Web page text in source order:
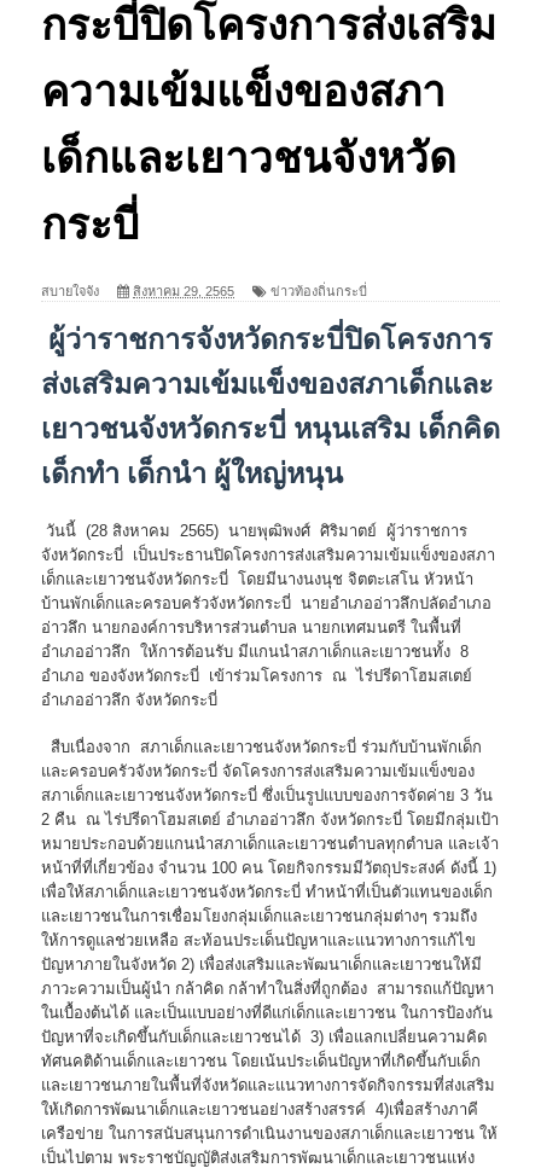
กระบี่ปิดโครงการส่งเสริม
ความเข้มแข็งของสภา
เด็กและเยาวชนจังหวัด
กระบี่
สบายใจจัง สิงหาคม 29, 2565 ข่าวท้องถิ่นกระบี่
ผู้ว่าราชการจังหวัดกระบี่ปิดโครงการ
ส่งเสริมความเข้มแข็งของสภาเด็กและ
เยาวชนจังหวัดกระบี่ หนุนเสริม เด็กคิด
เด็กทำ เด็กนำ ผู้ใหญ่หนุน
วันนี้ (28 สิงหาคม 2565) นายพุฒิพงศ์ ศิริมาตย์ ผู้ว่าราชการ
จังหวัดกระบี่ เป็นประธานปิดโครงการส่งเสริมความเข้มแข็งของสภา
เด็กและเยาวชนจังหวัดกระบี่ โดยมีนางนงนุช จิตตะเสโน หัวหน้า
บ้านพักเด็กและครอบครัวจังหวัดกระบี่ นายอำเภออ่าวลึกปลัดอำเภอ
อ่าวลึก นายกองค์การบริหารส่วนตำบล นายกเทศมนตรี ในพื้นที่
อำเภออ่าวลึก ให้การต้อนรับ มีแกนนำสภาเด็กและเยาวชนทั้ง 8
อำเภอ ของจังหวัดกระบี่ เข้าร่วมโครงการ ณ ไร่ปรีดาโฮมสเตย์
อำเภออ่าวลึก จังหวัดกระบี่
สืบเนื่องจาก สภาเด็กและเยาวชนจังหวัดกระบี่ ร่วมกับบ้านพักเด็ก
และครอบครัวจังหวัดกระบี่ จัดโครงการส่งเสริมความเข้มแข็งของ
สภาเด็กและเยาวชนจังหวัดกระบี่ ซึ่งเป็นรูปแบบของการจัดค่าย 3 วัน
2 คืน ณ ไร่ปรีดาโฮมสเตย์ อำเภออ่าวลึก จังหวัดกระบี่ โดยมีกลุ่มเป้า
หมายประกอบด้วยแกนนำสภาเด็กและเยาวชนตำบลทุกตำบล และเจ้า
หน้าที่ที่เกี่ยวข้อง จำนวน 100 คน โดยกิจกรรมมีวัตถุประสงค์ ดังนี้ 1)
เพื่อให้สภาเด็กและเยาวชนจังหวัดกระบี่ ทำหน้าที่เป็นตัวแทนของเด็ก
และเยาวชนในการเชื่อมโยงกลุ่มเด็กและเยาวชนกลุ่มต่างๆ รวมถึง
ให้การดูแลช่วยเหลือ สะท้อนประเด็นปัญหาและแนวทางการแก้ไข
ปัญหาภายในจังหวัด 2) เพื่อส่งเสริมและพัฒนาเด็กและเยาวชนให้มี
ภาวะความเป็นผู้นำ กล้าคิด กล้าทำในสิ่งที่ถูกต้อง สามารถแก้ปัญหา
ในเบื้องต้นได้ และเป็นแบบอย่างที่ดีแก่เด็กและเยาวชน ในการป้องกัน
ปัญหาที่จะเกิดขึ้นกับเด็กและเยาวชนได้ 3) เพื่อแลกเปลี่ยนความคิด
ทัศนคติด้านเด็กและเยาวชน โดยเน้นประเด็นปัญหาที่เกิดขึ้นกับเด็ก
และเยาวชนภายในพื้นที่จังหวัดและแนวทางการจัดกิจกรรมที่ส่งเสริม
ให้เกิดการพัฒนาเด็กและเยาวชนอย่างสร้างสรรค์ 4)เพื่อสร้างภาคี
เครือข่าย ในการสนับสนุนการดำเนินงานของสภาเด็กและเยาวชน ให้
เป็นไปตาม พระราชบัญญัติส่งเสริมการพัฒนาเด็กและเยาวชนแห่ง